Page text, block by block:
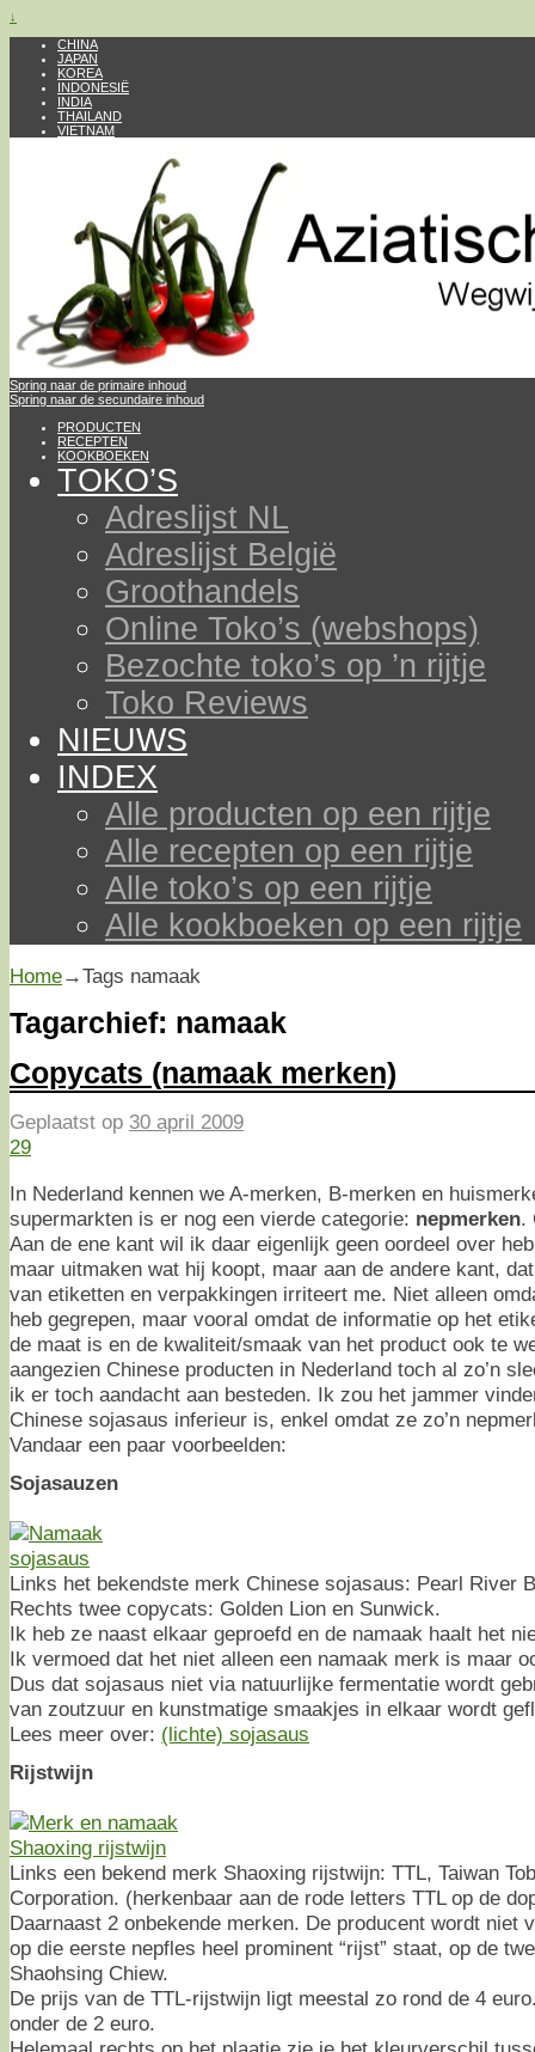
↓
CHINA
JAPAN
KOREA
INDONESIË
INDIA
THAILAND
VIETNAM
Spring naar de primaire inhoud
Spring naar de secundaire inhoud
PRODUCTEN
RECEPTEN
KOOKBOEKEN
TOKO’S
Adreslijst NL
Adreslijst België
Groothandels
Online Toko’s (webshops)
Bezochte toko’s op ’n rijtje
Toko Reviews
NIEUWS
INDEX
Alle producten op een rijtje
Alle recepten op een rijtje
Alle toko’s op een rijtje
Alle kookboeken op een rijtje
Home→Tags namaak
Tagarchief: namaak
Copycats (namaak merken)
Geplaatst op 30 april 2009
29
In Nederland kennen we A-merken, B-merken en
supermarkten is er nog een vierde categorie: nepmerken.
Aan de ene kant wil ik daar eigenlijk geen oordeel over
maar uitmaken wat hij koopt, maar aan de andere kant,
van etiketten en verpakkingen irriteert me. Niet alleen
heb gegrepen, maar vooral omdat de informatie op het
de maat is en de kwaliteit/smaak van het product ook te
aangezien Chinese producten in Nederland toch al zo’n
ik er toch aandacht aan besteden. Ik zou het jammer
Chinese sojasaus inferieur is, enkel omdat ze zo’n
Vandaar een paar voorbeelden:
Sojasauzen
Links het bekendste merk Chinese sojasaus: Pearl River
Rechts twee copycats: Golden Lion en Sunwick.
Ik heb ze naast elkaar geproefd en de namaak haalt het
Ik vermoed dat het niet alleen een namaak merk is maar
Dus dat sojasaus niet via natuurlijke fermentatie wordt
van zoutzuur en kunstmatige smaakjes in elkaar wordt
Lees meer over: (lichte) sojasaus
Rijstwijn
Links een bekend merk Shaoxing rijstwijn: TTL, Taiwan
Corporation. (herkenbaar aan de rode letters TTL op de
Daarnaast 2 onbekende merken. De producent wordt niet
op die eerste nepfles heel prominent “rijst” staat, op de
Shaohsing Chiew.
De prijs van de TTL-rijstwijn ligt meestal zo rond de 4
onder de 2 euro.